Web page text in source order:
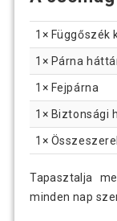
1× Függőszék
1× Párna
1× Fejpárna
1× Biztonsági
1×
Tapasztalja
minden nap